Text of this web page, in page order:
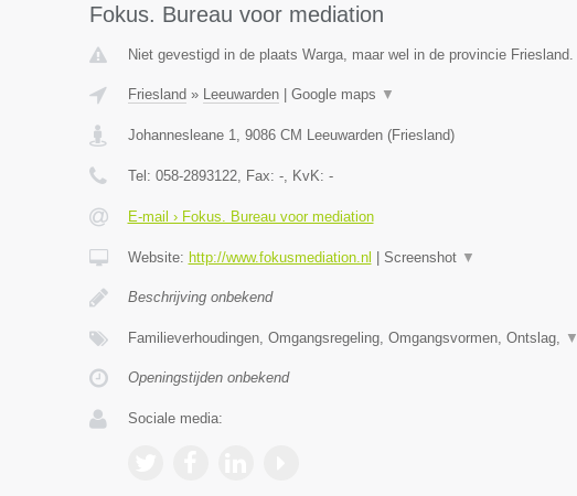
Fokus. Bureau voor mediation
Niet gevestigd in de plaats Warga, maar wel in de provincie Friesland.
Friesland » Leeuwarden| Google maps ▼
Johannesleane 1, 9086 CM Leeuwarden(Friesland)
Tel: 058-2893122, Fax: -, KvK: -
E-mail › Fokus. Bureau voor mediation
Website: http://www.fokusmediation.nl Screenshot ▼
Beschrijving onbekend
Familieverhoudingen, Omgangsregeling, Omgangsvormen, Ontslag, ▼
Openingstijden onbekend
Sociale media: